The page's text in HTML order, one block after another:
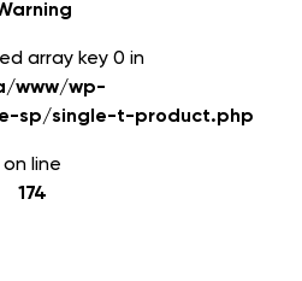
array key 0 in
www/wp-
sp/single-t-product.php
on line
174